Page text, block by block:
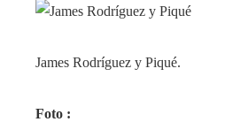
James Rodríguez y Piqué.
Foto :